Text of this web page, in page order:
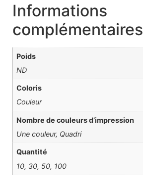
Informations
complémentaires
Poids
ND
Coloris
Couleur
Nombre de couleurs d’impression
Une couleur, Quadri
Quantité
10, 30, 50, 100